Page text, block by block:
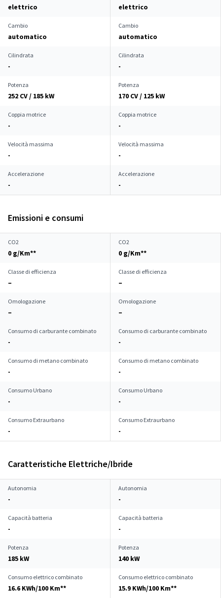
elettrico elettrico
Cambio
automatico
Cambio
automatico
Cilindrata
-
Cilindrata
-
Potenza
252 CV / 185 kW
Potenza
170 CV / 125 kW
Coppia motrice
-
Coppia motrice
-
Velocità massima
-
Velocità massima
-
Accelerazione
-
Accelerazione
-
Emissioni e consumi
CO2
0 g/Km**
CO2
0 g/Km**
Classe di efficienza
–
Classe di efficienza
–
Omologazione
–
Omologazione
–
Consumo di carburante combinato
-
Consumo di carburante combinato
-
Consumo di metano combinato
-
Consumo di metano combinato
-
Consumo Urbano
-
Consumo Urbano
-
Consumo Extraurbano
-
Consumo Extraurbano
-
Caratteristiche Elettriche/Ibride
Autonomia
-
Autonomia
-
Capacità batteria
-
Capacità batteria
-
Potenza
185 kW
Potenza
140 kW
Consumo elettrico combinato
16.6 KWh/100 Km**
Consumo elettrico combinato
15.9 KWh/100 Km**